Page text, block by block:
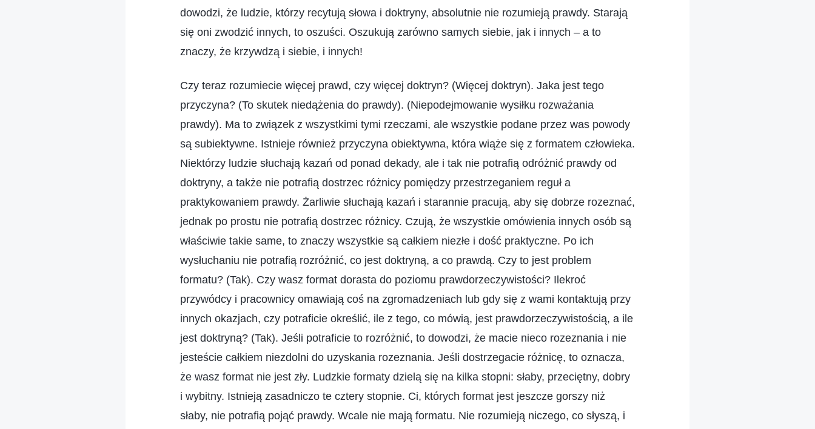
dowodzi, że ludzie, którzy recytują słowa i doktryny, absolutnie nie rozumieją prawdy. Starają
się oni zwodzić innych, to oszuści. Oszukują zarówno samych siebie, jak i innych – a to
znaczy, że krzywdzą i siebie, i innych!
Czy teraz rozumiecie więcej prawd, czy więcej doktryn? (Więcej doktryn). Jaka jest tego
przyczyna? (To skutek niedążenia do prawdy). (Niepodejmowanie wysiłku rozważania
prawdy). Ma to związek z wszystkimi tymi rzeczami, ale wszystkie podane przez was powody
są subiektywne. Istnieje również przyczyna obiektywna, która wiąże się z formatem człowieka.
Niektórzy ludzie słuchają kazań od ponad dekady, ale i tak nie potrafią odróżnić prawdy od
doktryny, a także nie potrafią dostrzec różnicy pomiędzy przestrzeganiem reguł a
praktykowaniem prawdy. Żarliwie słuchają kazań i starannie pracują, aby się dobrze rozeznać,
jednak po prostu nie potrafią dostrzec różnicy. Czują, że wszystkie omówienia innych osób są
właściwie takie same, to znaczy wszystkie są całkiem niezłe i dość praktyczne. Po ich
wysłuchaniu nie potrafią rozróżnić, co jest doktryną, a co prawdą. Czy to jest problem
formatu? (Tak). Czy wasz format dorasta do poziomu prawdorzeczywistości? Ilekroć
przywódcy i pracownicy omawiają coś na zgromadzeniach lub gdy się z wami kontaktują przy
innych okazjach, czy potraficie określić, ile z tego, co mówią, jest prawdorzeczywistością, a ile
jest doktryną? (Tak). Jeśli potraficie to rozróżnić, to dowodzi, że macie nieco rozeznania i nie
jesteście całkiem niezdolni do uzyskania rozeznania. Jeśli dostrzegacie różnicę, to oznacza,
że wasz format nie jest zły. Ludzkie formaty dzielą się na kilka stopni: słaby, przeciętny, dobry
i wybitny. Istnieją zasadniczo te cztery stopnie. Ci, których format jest jeszcze gorszy niż
słaby, nie potrafią pojąć prawdy. Wcale nie mają formatu. Nie rozumieją niczego, co słyszą, i